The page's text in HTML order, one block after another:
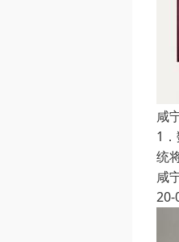
咸
1
统
咸
20-